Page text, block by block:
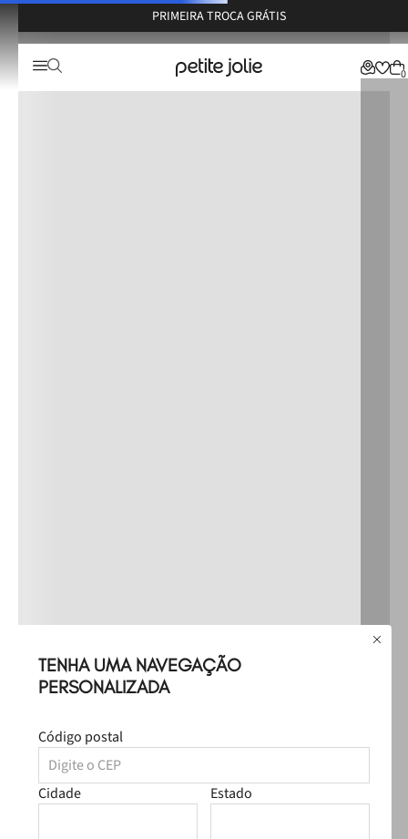
PRIMEIRA TROCA GRÁTIS
TENHA UMA NAVEGAÇÃO
PERSONALIZADA
Código postal
Cidade Estado
0